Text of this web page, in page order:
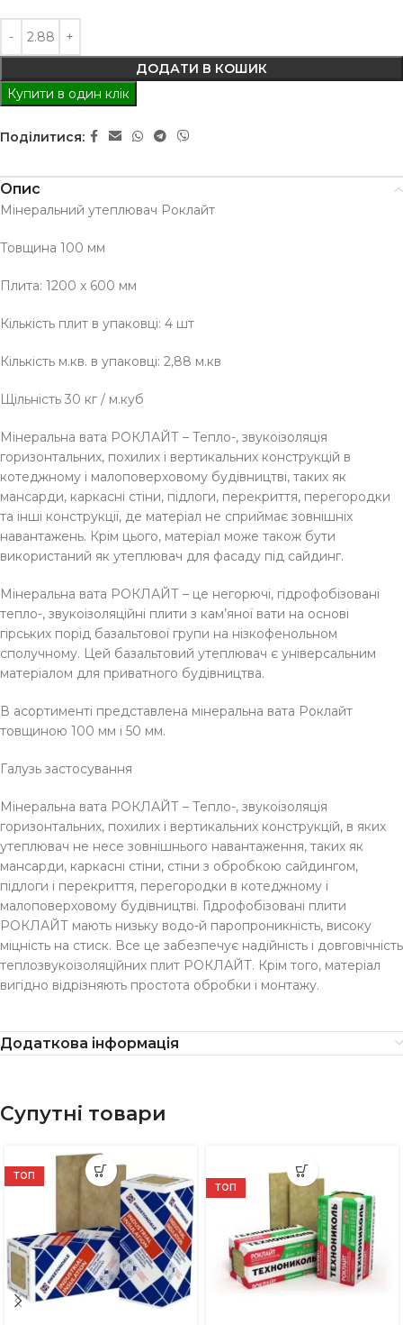
ДОДАТИ В КОШИК
Купити в один клік
Поділитися:
Опис
Мінеральний утеплювач Роклайт
Товщина 100 мм
Плита: 1200 х 600 мм
Кількість плит в упаковці: 4 шт
Кількість м.кв. в упаковці: 2,88 м.кв
Щільність 30 кг / м.куб
Мінеральна вата РОКЛАЙТ – Тепло-, звукоізоляція
горизонтальних, похилих і вертикальних конструкцій в
котеджному і малоповерховому будівництві, таких як
мансарди, каркасні стіни, підлоги, перекриття, перегородки
та інші конструкції, де матеріал не сприймає зовнішніх
навантажень. Крім цього, матеріал може також бути
використаний як утеплювач для фасаду під сайдинг.
Мінеральна вата РОКЛАЙТ – це негорючі, гідрофобізовані
тепло-, звукоізоляційні плити з кам’яної вати на основі
гірських порід базальтової групи на нізкофенольном
сполучному. Цей базальтовий утеплювач є універсальним
матеріалом для приватного будівництва.
В асортименті представлена ​​мінеральна вата Роклайт
товщиною 100 мм і 50 мм.
Галузь застосування
Мінеральна вата РОКЛАЙТ – Тепло-, звукоізоляція
горизонтальних, похилих і вертикальних конструкцій, в яких
утеплювач не несе зовнішнього навантаження, таких як
мансарди, каркасні стіни, стіни з обробкою сайдингом,
підлоги і перекриття, перегородки в котеджному і
малоповерховому будівництві. Гідрофобізовані плити
РОКЛАЙТ мають низьку водо-й паропроникність, високу
міцність на стиск. Все це забезпечує надійність і довговічність
теплозвукоізоляційних плит РОКЛАЙТ. Крім того, матеріал
вигідно відрізняють простота обробки і монтажу.
Додаткова інформація
Супутні товари
ТОП
ТОП